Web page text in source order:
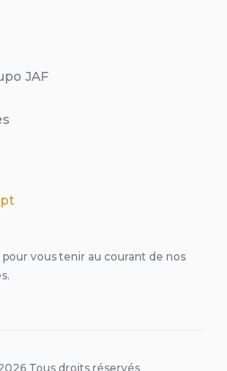
JAF
vous tenir au courant de nos
Tous droits réservés